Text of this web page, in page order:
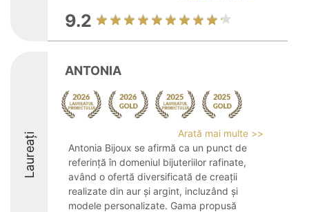
9.2
Laureați
ANTONIA
Arată mai multe >>
Antonia Bijoux se afirmă ca un punct de
referință în domeniul bijuteriilor rafinate,
având o ofertă diversificată de creații
realizate din aur și argint, incluzând și
modele personalizate. Gama propusă